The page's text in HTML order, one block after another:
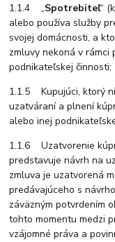
1.1.4 „Spotrebiteľ“
alebo používa služby
svojej domácnosti, a
zmluvy nekoná v rámci
podnikateľskej činnosti;
1.1.5 Kupujúci, ktorý
uzatváraní a plnení
alebo inej
1.1.6 Uzatvorenie
predstavuje návrh na
zmluva je uzatvorená
predávajúceho s
záväzným potvrdením
tohto momentu medzi
vzájomné práva a